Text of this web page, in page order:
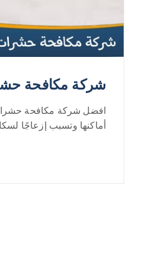
شركة مكافحة حشرات
افضل شركة مكافحة
أماكنها وتسبب إزعاجًا